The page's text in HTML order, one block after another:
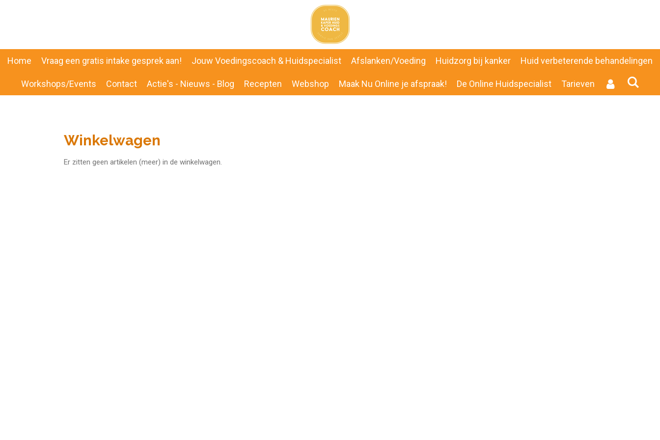
Home Vraag een gratis intake gesprek aan! Jouw Voedingscoach & Huidspecialist Afslanken/Voeding Huidzorg bij kanker Huid verbeterende behandelingen
Workshops/Events Contact Actie's - Nieuws - Blog Recepten Webshop Maak Nu Online je afspraak! De Online Huidspecialist Tarieven
Winkelwagen
Er zitten geen artikelen (meer) in de winkelwagen.